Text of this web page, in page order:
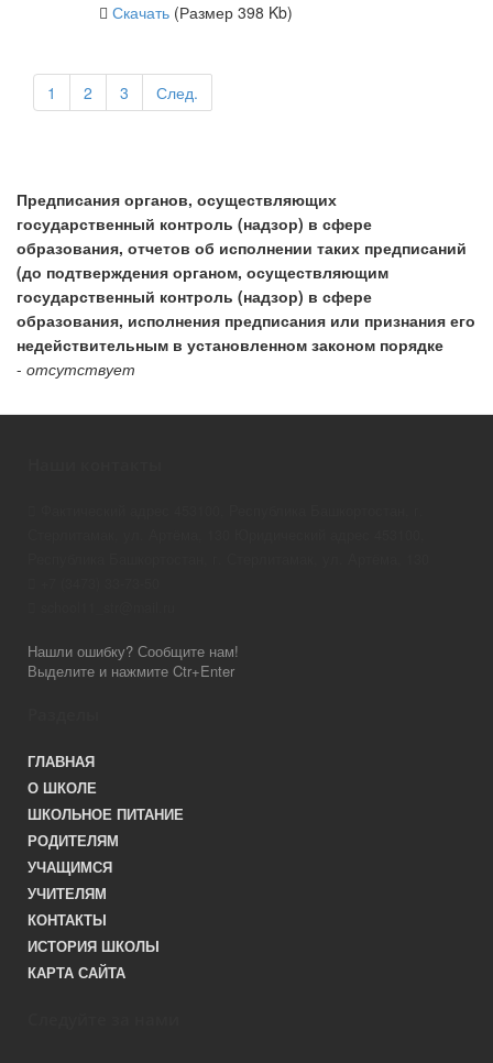
Скачать(Размер 398 Kb)
1 2 3 След.
Предписания органов, осуществляющих
государственный контроль (надзор) в сфере
образования, отчетов об исполнении таких предписаний
(до подтверждения органом, осуществляющим
государственный контроль (надзор) в сфере
образования, исполнения предписания или признания его
недействительным в установленном законом порядке
- отсутствует
Нашли ошибку? Сообщите нам!
Выделите и нажмите Ctr+Enter
ГЛАВНАЯ
О ШКОЛЕ
ШКОЛЬНОЕ ПИТАНИЕ
РОДИТЕЛЯМ
УЧАЩИМСЯ
УЧИТЕЛЯМ
КОНТАКТЫ
ИСТОРИЯ ШКОЛЫ
КАРТА САЙТА